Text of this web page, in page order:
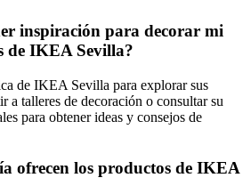
inspiración para decorar mi
de IKEA Sevilla?
de IKEA Sevilla para explorar sus
a talleres de decoración o consultar su
para obtener ideas y consejos de
ofrecen los productos de IKEA